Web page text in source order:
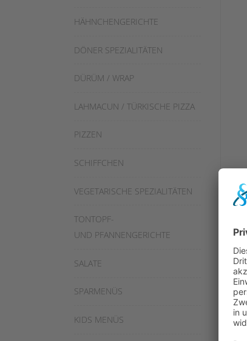
HÄHNCHENGERICHTE
DÖNER SPEZIALITÄTEN
DÜRÜM / WRAP
LAHMACUN / TÜRKISCHE PIZZA
PIZZEN
SCHIFFCHEN
VEGETARISCHE SPEZIALITÄTEN
TONTOPF-
UND PFANNENGERICHTE
SALATE
SPARMENÜS
KIDS MENÜS